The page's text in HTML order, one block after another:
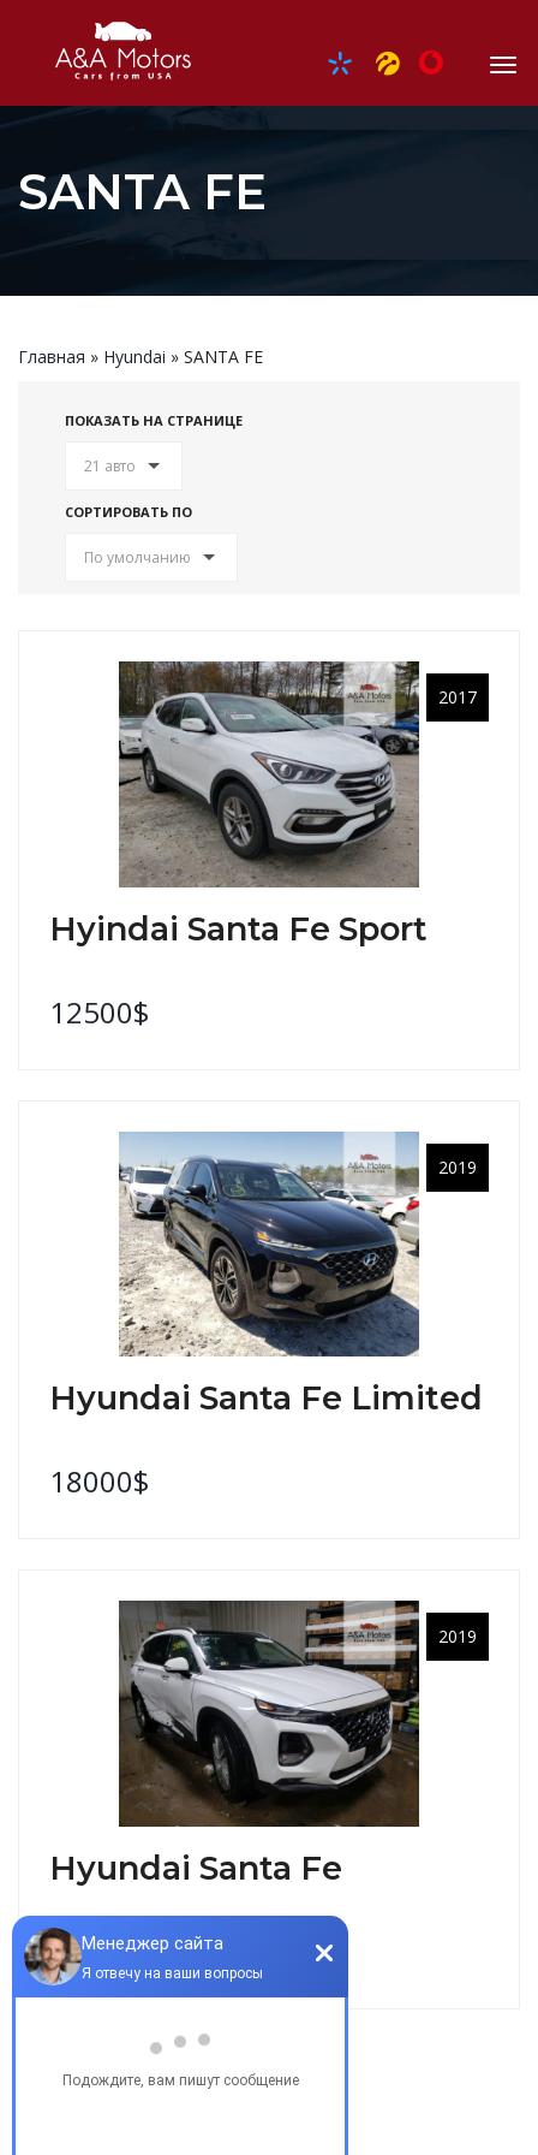
SANTA FE
Главная » Hyundai » SANTA FE
ПОКАЗАТЬ НА СТРАНИЦЕ
21 авто
СОРТИРОВАТЬ ПО
По умолчанию
2017
Hyindai Santa Fe Sport
12500$
2019
Hyundai Santa Fe Limited
18000$
2019
Hyundai Santa Fe
18000$
Популярные запросы